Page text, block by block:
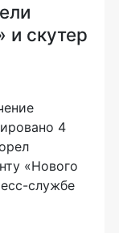
и скутер
4
«Нового
службе